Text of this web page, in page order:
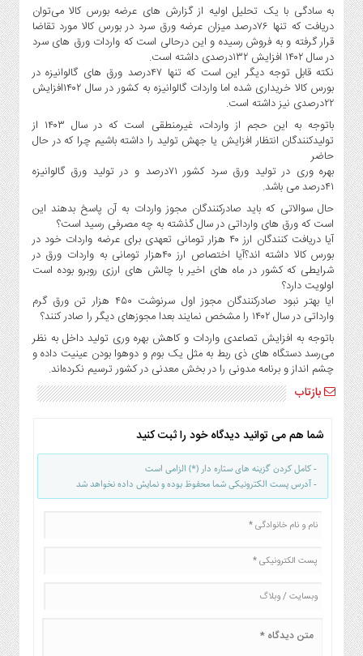
فن
آوری
بانک
،
بیمه
و
ارز
دیجیتال
کشاورزی
و
صنایع
غذایی
سیاسی
و
بین
الملل
نگاه
روز
گوناگون
به سادگی با یک تحلیل اولیه از گزارش های عرضه بورس کالا می‌توان
دریافت که تنها ۷۶درصد میزان عرضه ورق سرد در بورس کالا مورد تقاضا
قرار گرفته و به فروش رسیده و این درحالی است که واردات ورق های سرد
در سال ۱۴۰۲ افزایش ۱۳۲درصدی داشته است.
نکته قابل توجه دیگر این است که تنها ۴۷درصد ورق های گالوانیزه در
بورس کالا خریداری شده اما واردات گالوانیزه به کشور در سال ۱۴۰۲افزایش
۲۲درصدی نیز داشته است.
باتوجه به این حجم از واردات، غیرمنطقی است که در سال ۱۴۰۳ از
تولیدکنندگان انتظار افزایش یا جهش تولید را داشته باشیم چرا که در حال
حاضر
بهره وری در تولید ورق سرد کشور ۷۱درصد و در تولید ورق گالوانیزه
۴۱درصد می باشد.
حال سوالاتی که باید صادرکنندگان مجوز واردات به آن پاسخ بدهند این
است که ورق های وارداتی در سال گذشته به چه مصرفی رسید است؟
آیا دریافت کنندگان ارز ۴۰ هزار تومانی تعهدی برای عرضه واردات خود در
بورس کالا داشته اند؟آیا اختصاص ارز ۴۰هزار تومانی به واردات ورق در
شرایطی که کشور در ماه های اخیر با چالش های ارزی روبرو بوده است
اولویت دارد؟
ایا بهتر نبود صادرکنندگان مجوز اول سرنوشت ۴۵۰ هزار تن ورق گرم
وارداتی در سال ۱۴۰۲ را مشخص نمایند بعدا مجوزهای دیگر را صادر کنند؟
باتوجه به افزایش تصاعدی واردات و کاهش بهره وری تولید داخل به نظر
می‌رسد دستگاه های ذی ربط به مثل یک بوم و دوهوا بودن عینیت داده و
چشم انداز و برنامه مدونی را در بخش معدنی در کشور ترسیم نکرده‌اند.
بازتاب
شما هم می توانید دیدگاه خود را ثبت کنید
- کامل کردن گزینه های ستاره دار (*) الزامی است
- آدرس پست الکترونیکی شما محفوظ بوده و نمایش داده نخواهد شد